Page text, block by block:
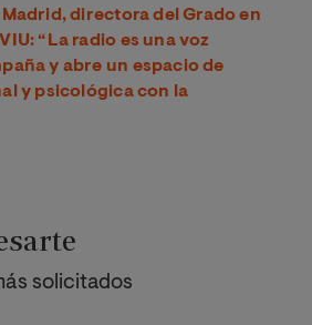
directora del Grado en
“La radio es una voz
y abre un espacio de
y psicológica con la
solicitados